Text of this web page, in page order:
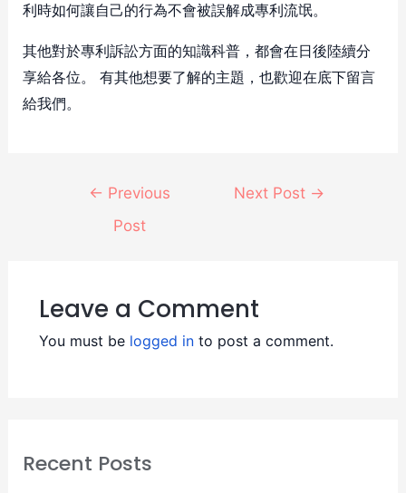
利時如何讓自己的行為不會被誤解成專利流氓。
其他對於專利訴訟方面的知識科普，都會在日後陸續分
享給各位。 有其他想要了解的主題，也歡迎在底下留言
給我們。
← Previous
Post
Next Post →
Leave a Comment
You must be logged into post a comment.
Recent Posts